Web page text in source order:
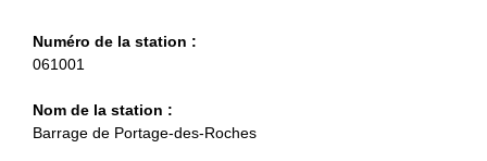
Numéro de la station :
061001
Nom de la station :
Barrage de Portage-des-Roches